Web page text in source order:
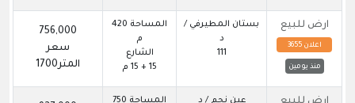
ارض للبيع
اعلان 3655
منذ يومين
بستان المطيرفي /
د
111
المساحة 420
م
الشارع
15 + 15 م
756,000
سعر
المتر1700
عين نجم / د
المساحة 750